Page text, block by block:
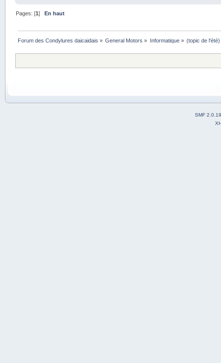
Pages: [1]En haut
Forum des Condylures daicaidais » General Motors » Informatique» (topic de
SMF 2.0.19